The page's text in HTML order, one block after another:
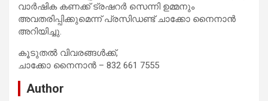
വാർഷിക കണക്ക് ട്രഷറർ സെന്നി ഉമ്മനും
അവതരിപ്പിക്കുമെന്ന് പ്രസിഡണ്ട് ചാക്കോ നൈനാൻ
അറിയിച്ചു.
കൂടുതൽ വിവരങ്ങൾക്ക്,
ചാക്കോ നൈനാൻ – 832 661 7555
Author